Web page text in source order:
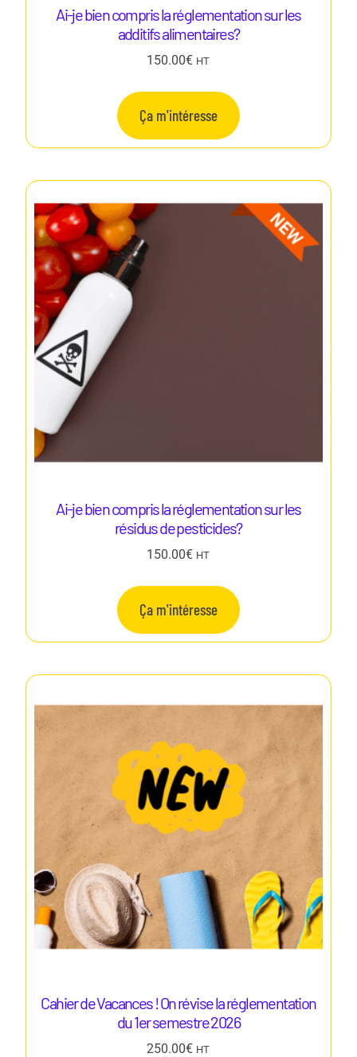
Ai-je bien compris la réglementation sur les
additifs alimentaires?
150.00€ HT
Ça m'intéresse
Ai-je bien compris la réglementation sur les
résidus de pesticides?
150.00€ HT
Ça m'intéresse
Cahier de Vacances ! On révise la réglementation
du 1er semestre 2026
250.00€ HT